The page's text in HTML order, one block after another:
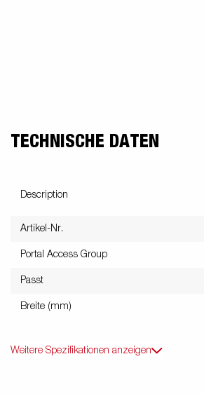
TECHNISCHE DATEN
Description
Artikel-Nr.
Portal Access Group
Passt
Breite (mm)
Weitere Spezifikationen anzeigen